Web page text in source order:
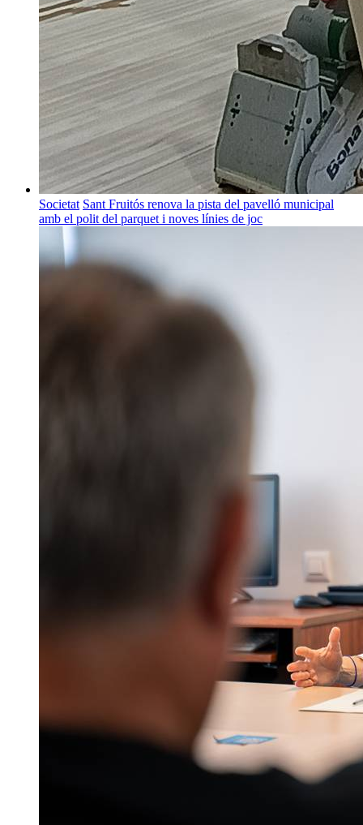
Societat Sant Fruitós renova la pista del pavelló municipal
amb el polit del parquet i noves línies de joc